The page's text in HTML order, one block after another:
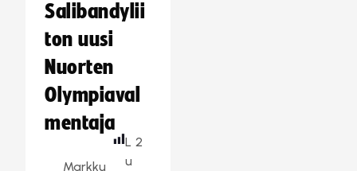
Salibandylii
ton uusi
Nuorten
Olympiaval
mentaja
Markku
L
u
2